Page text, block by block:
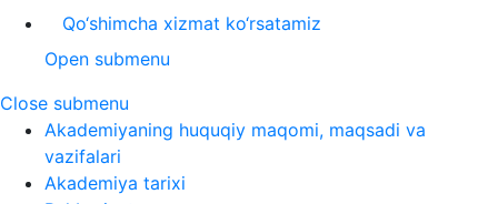
Qo‘shimcha xizmat ko‘rsatamiz
Open submenu
Close submenu
Akademiyaning huquqiy maqomi, maqsadi va
vazifalari
Akademiya tarixi